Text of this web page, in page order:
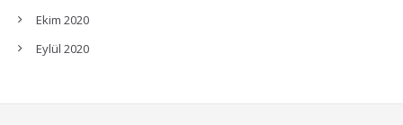
Ekim 2020
Eylül 2020